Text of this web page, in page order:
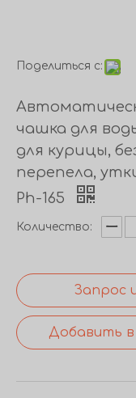
Поделиться с:
чашка для
для курицы,
перепела,
Ph-165
Количество:
Запрос
Добавить в